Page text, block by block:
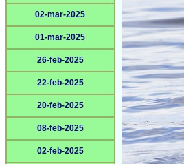
02-mar-2025
01-mar-2025
26-feb-2025
22-feb-2025
20-feb-2025
08-feb-2025
02-feb-2025